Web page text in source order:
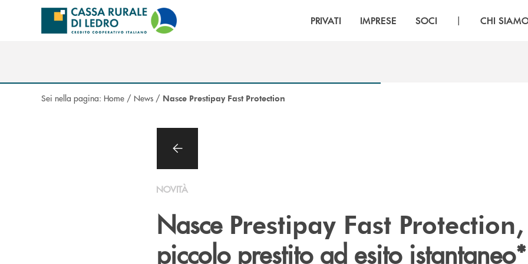
Salta al contenuto principale
PRIVATI IMPRESE SOCI | CHI
Sei nella pagina: Home / News / Nasce Prestipay Fast Protection
NOVITÀ
Nasce Prestipay Fast Protection
piccolo prestito ad esito istantaneo*